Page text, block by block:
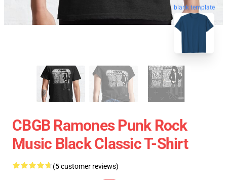
blank template
CBGB Ramones Punk Rock
Music Black Classic T-Shirt
(5 customer reviews)